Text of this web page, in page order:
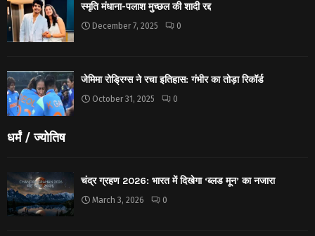
स्मृति मंधाना-पलाश मुच्छल की शादी रद्द
December 7, 2025 0
जेमिमा रोड्रिग्स ने रचा इतिहास: गंभीर का तोड़ा रिकॉर्ड
October 31, 2025 0
धर्मं / ज्योतिष
चंद्र ग्रहण 2026: भारत में दिखेगा ‘ब्लड मून’ का नजारा
March 3, 2026 0